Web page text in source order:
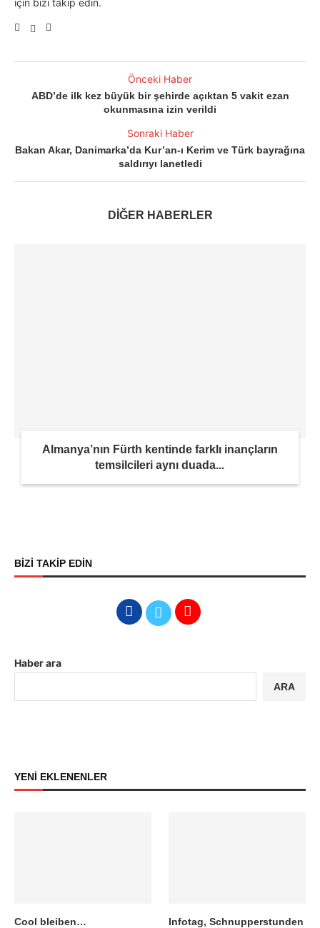
için bizi takip edin.
Önceki Haber
ABD’de ilk kez büyük bir şehirde açıktan 5 vakit ezan
okunmasına izin verildi
Sonraki Haber
Bakan Akar, Danimarka’da Kur’an-ı Kerim ve Türk bayrağına
saldırıyı lanetledi
DİĞER HABERLER
Almanya’nın Fürth kentinde farklı inançların
temsilcileri aynı duada...
BİZİ TAKİP EDİN
Haber ara
ARA
YENİ EKLENENLER
Cool bleiben…
Infotag, Schnupperstunden